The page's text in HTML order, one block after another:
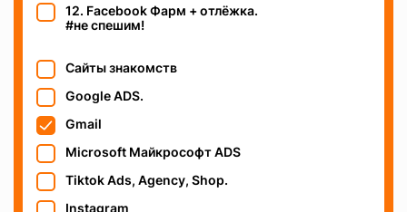
12. Facebook Фарм + отлёжка.
#не спешим!
Сайты знакомств
Google ADS.
Gmail
Microsoft Майкрософт ADS
Tiktok Ads, Agency, Shop.
Instagram